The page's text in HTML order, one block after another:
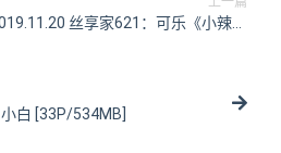
丝享家621：可乐《小辣妹
白 [33P/534MB]